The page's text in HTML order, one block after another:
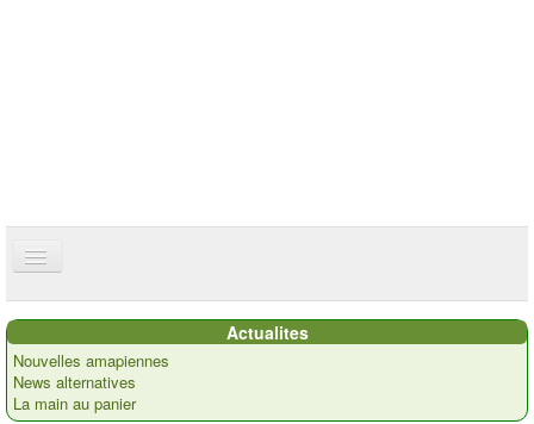
Accueil
Présentation
Actualités
Actualites
Nouvelles amapiennes
News alternatives
La main au panier